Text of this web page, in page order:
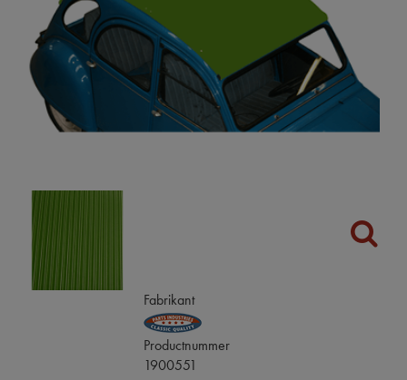
Fabrikant
Productnummer
1900551